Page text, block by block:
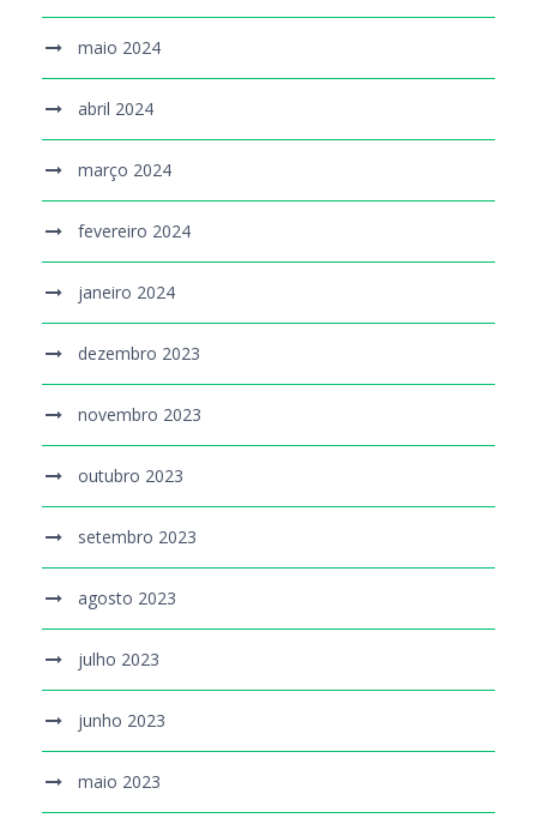
maio 2024
abril 2024
março 2024
fevereiro 2024
janeiro 2024
dezembro 2023
novembro 2023
outubro 2023
setembro 2023
agosto 2023
julho 2023
junho 2023
maio 2023